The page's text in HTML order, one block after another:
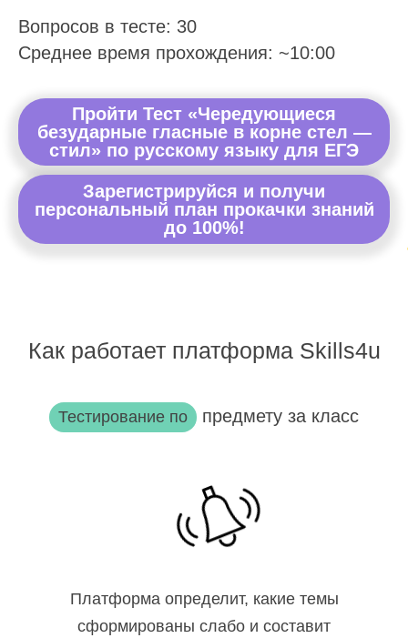
Вопросов в тесте: 30
Среднее время прохождения: ~10:00
Пройти Тест «Чередующиеся
безударные гласные в корне стел —
стил» по русскому языку для ЕГЭ
Зарегистрируйся и получи
персональный план прокачки знаний
до 100%!
Как работает платформа Skills4u
Тестирование по предмету за класс
Платформа определит, какие темы
сформированы слабо и составит